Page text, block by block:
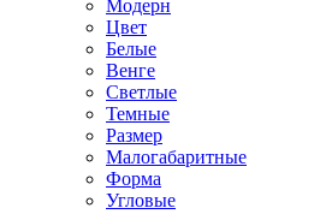
Модерн
Цвет
Белые
Венге
Светлые
Темные
Размер
Малогабаритные
Форма
Угловые